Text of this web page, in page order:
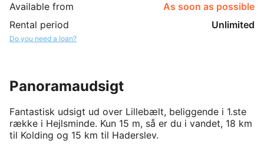
Available from
As soon as possible
Rental period
Unlimited
Do you need a loan?
Panoramaudsigt
Fantastisk udsigt ud over Lillebælt, beliggende i 1.ste
række i Hejlsminde. Kun 15 m, så er du i vandet, 18 km
til Kolding og 15 km til Haderslev.